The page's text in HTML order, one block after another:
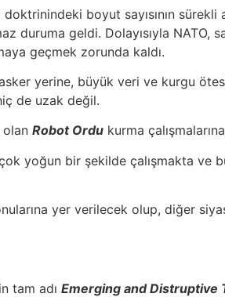
boyut sayısının
duruma geldi. Dolayısıyla NATO,
geçmek zorunda kaldı.
yerine, büyük veri ve kurgu
de uzak değil.
olan Robot Ordu kurma
yoğun bir şekilde çalışmakta
yer verilecek olup, diğer
tam adı Emerging and Distruptive